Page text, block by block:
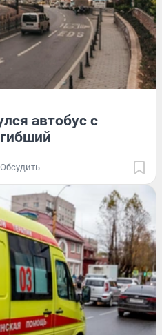
автобус с
Обсудить